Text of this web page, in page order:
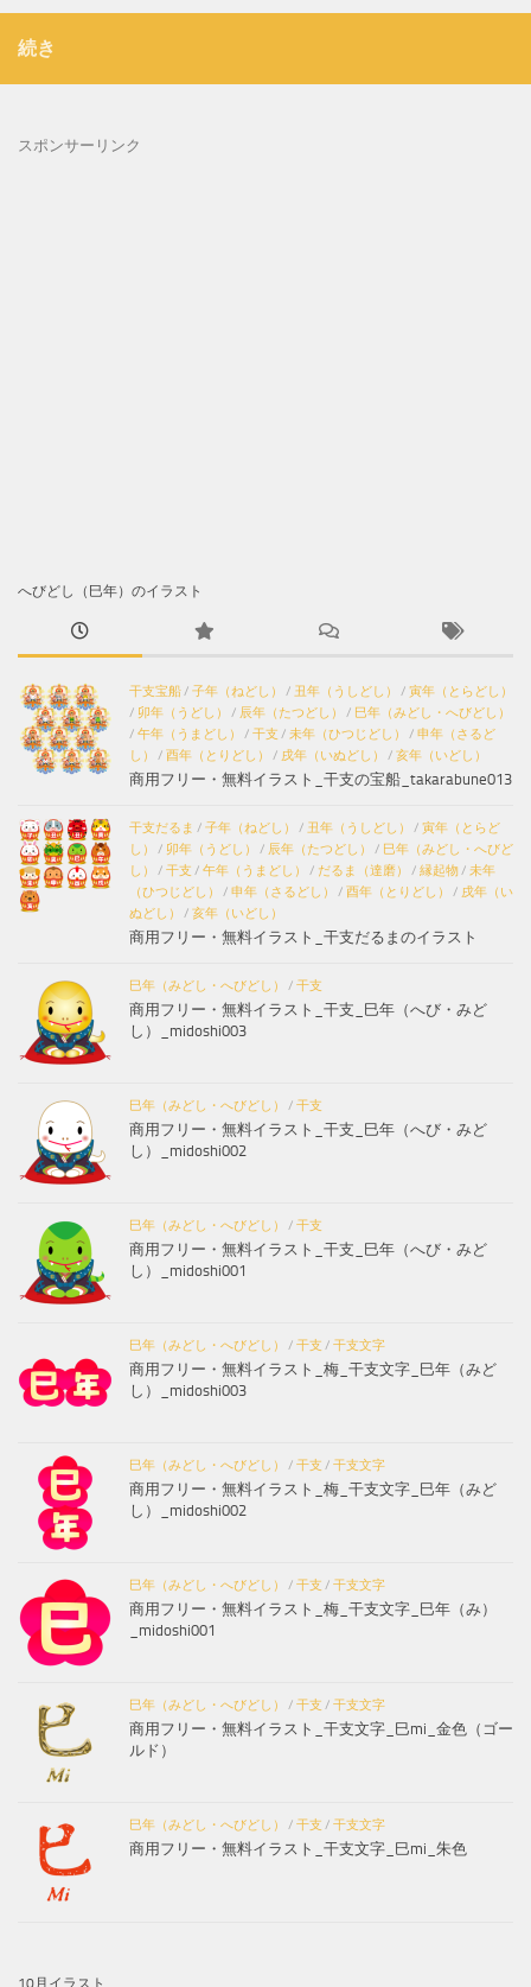
続き
スポンサーリンク
へびどし（巳年）のイラスト
干支宝船/ 子年（ねどし） / 丑年（うしどし） / 寅年（とらどし）
/ 卯年（うどし） / 辰年（たつどし） / 巳年（みどし・へびどし）
/ 午年（うまどし） / 干支 / 未年（ひつじどし） / 申年（さるど
し）
/ 酉年（とりどし） / 戌年（いぬどし） / 亥年（いどし）
商用フリー・無料イラスト_干支の宝船_takarabune013
干支だるま / 子年（ねどし） / 丑年（うしどし） / 寅年（とらど
し）
/ 卯年（うどし） / 辰年（たつどし） / 巳年（みどし・へびど
し）
/ 干支 / 午年（うまどし） / だるま（達磨） / 縁起物/ 未年
（ひつじどし）
/ 申年（さるどし） / 酉年（とりどし） / 戌年（い
ぬどし）
/ 亥年（いどし）
商用フリー・無料イラスト_干支だるまのイラスト
巳年（みどし・へびどし） / 干支
商用フリー・無料イラスト_干支_巳年（へび・みど
し）_midoshi003
巳年（みどし・へびどし） / 干支
商用フリー・無料イラスト_干支_巳年（へび・みど
し）_midoshi002
巳年（みどし・へびどし） / 干支
商用フリー・無料イラスト_干支_巳年（へび・みど
し）_midoshi001
巳年（みどし・へびどし） / 干支 / 干支文字
商用フリー・無料イラスト_梅_干支文字_巳年（みど
し）_midoshi003
巳年（みどし・へびどし） / 干支 / 干支文字
商用フリー・無料イラスト_梅_干支文字_巳年（みど
し）_midoshi002
巳年（みどし・へびどし） / 干支 / 干支文字
商用フリー・無料イラスト_梅_干支文字_巳年（み）
_midoshi001
巳年（みどし・へびどし） / 干支 / 干支文字
商用フリー・無料イラスト_干支文字_巳mi_金色（ゴー
ルド）
巳年（みどし・へびどし） / 干支 / 干支文字
商用フリー・無料イラスト_干支文字_巳mi_朱色
10月イラスト